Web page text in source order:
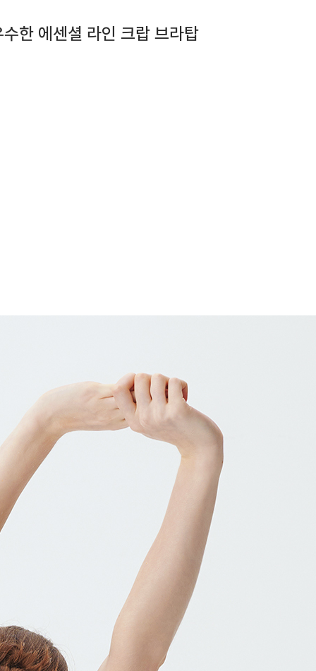
한 에센셜 라인 크랍 브라탑